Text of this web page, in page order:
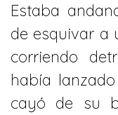
Estaba
de esquivar a
corriendo
había
cayó de su